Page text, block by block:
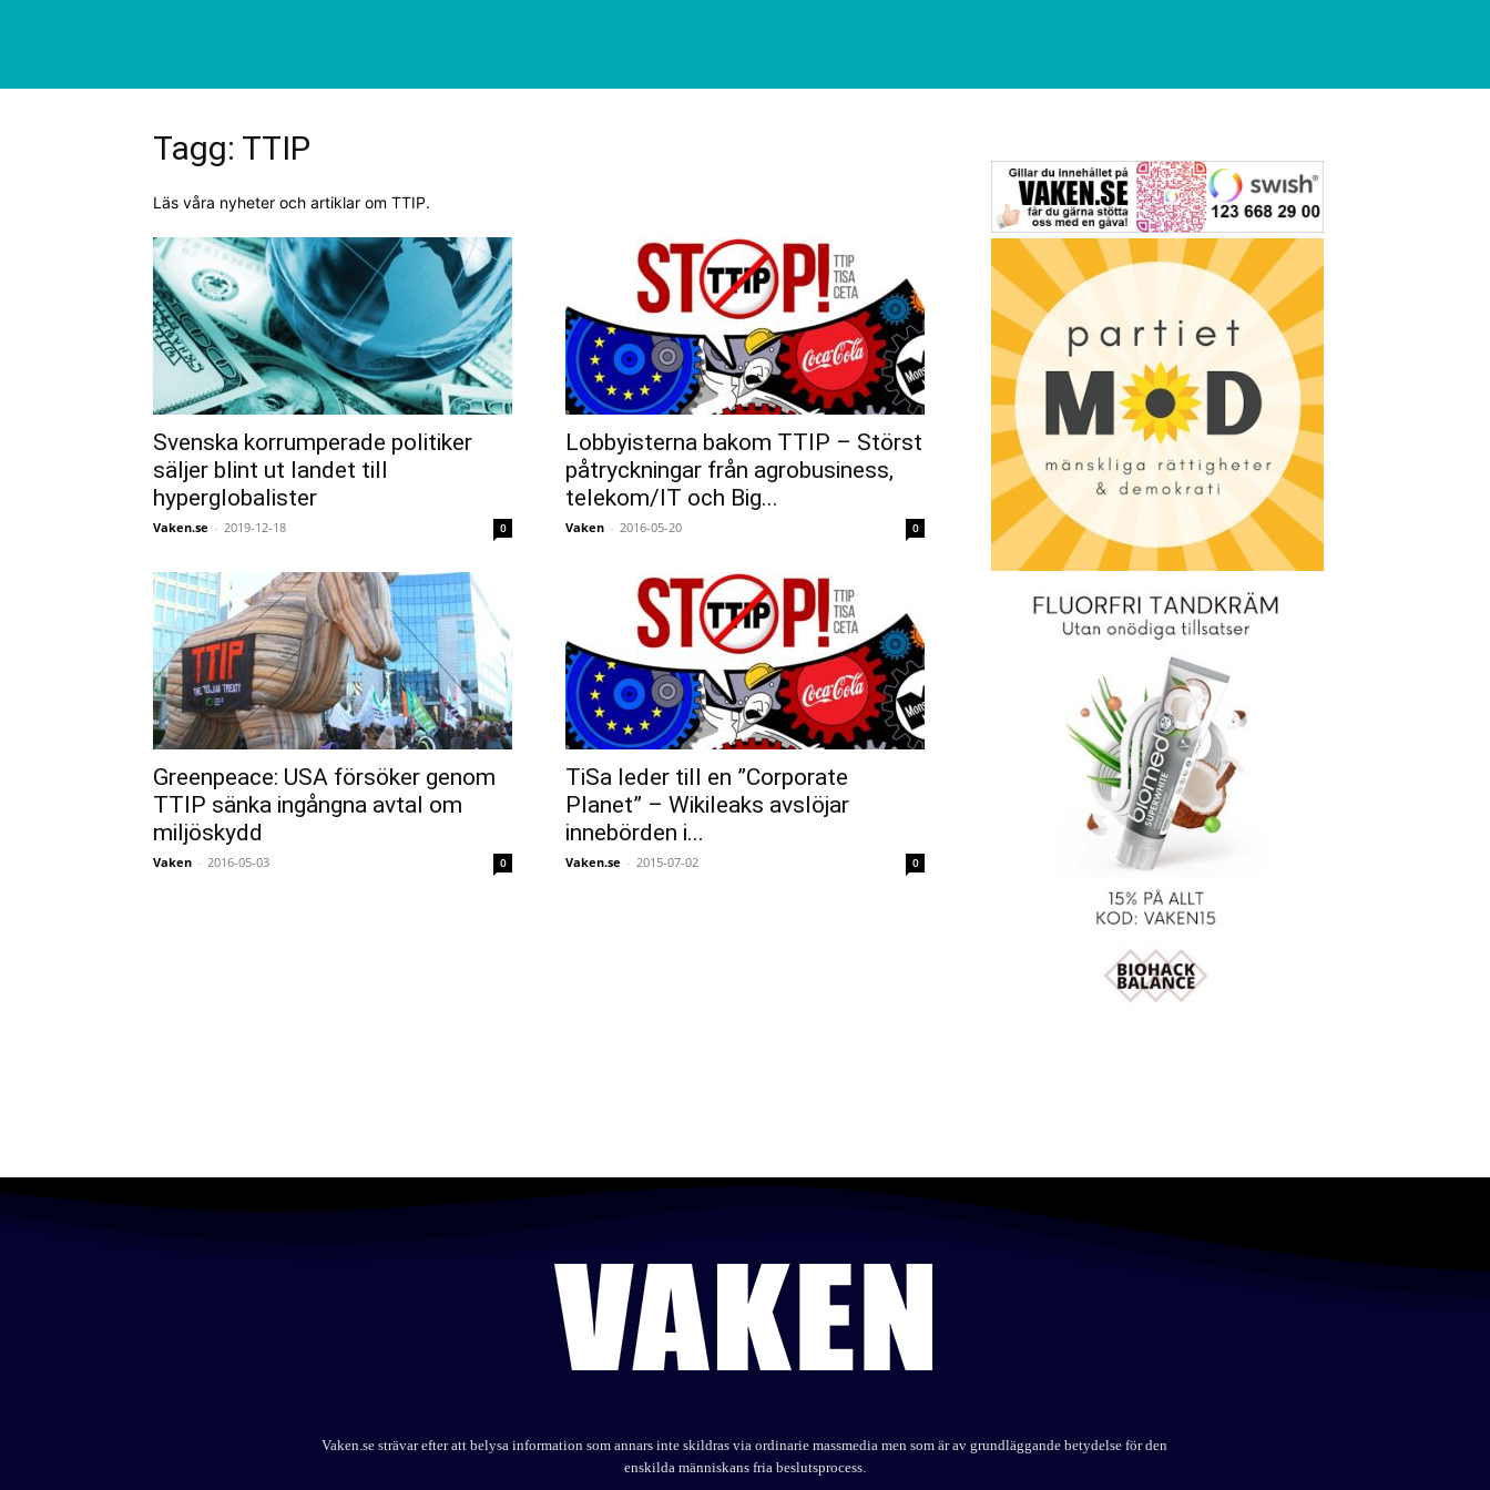
Tagg: TTIP
Läs våra nyheter och artiklar om TTIP.
Svenska korrumperade politiker
säljer blint ut landet till
hyperglobalister
Vaken.se - 2019-12-18 0
Lobbyisterna bakom TTIP – Störst
påtryckningar från agrobusiness,
telekom/IT och Big...
Vaken - 2016-05-20 0
Greenpeace: USA försöker genom
TTIP sänka ingångna avtal om
miljöskydd
Vaken - 2016-05-03 0
TiSa leder till en ”Corporate
Planet” – Wikileaks avslöjar
innebörden i...
Vaken.se - 2015-07-02 0
Vaken.se strävar efter att belysa information som annars inte skildras via ordinarie massmedia men som är av grundläggande betydelse för den
enskilda människans fria beslutsprocess.